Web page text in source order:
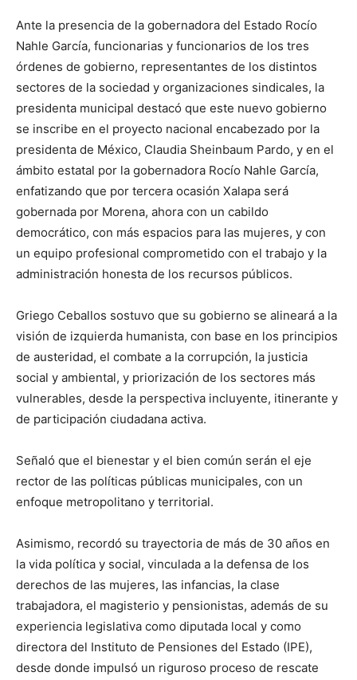
Ante la presencia de la gobernadora del Estado Rocío
Nahle García, funcionarias y funcionarios de los tres
órdenes de gobierno, representantes de los distintos
sectores de la sociedad y organizaciones sindicales, la
presidenta municipal destacó que este nuevo gobierno
se inscribe en el proyecto nacional encabezado por la
presidenta de México, Claudia Sheinbaum Pardo, y en el
ámbito estatal por la gobernadora Rocío Nahle García,
enfatizando que por tercera ocasión Xalapa será
gobernada por Morena, ahora con un cabildo
democrático, con más espacios para las mujeres, y con
un equipo profesional comprometido con el trabajo y la
administración honesta de los recursos públicos.
Griego Ceballos sostuvo que su gobierno se alineará a la
visión de izquierda humanista, con base en los principios
de austeridad, el combate a la corrupción, la justicia
social y ambiental, y priorización de los sectores más
vulnerables, desde la perspectiva incluyente, itinerante y
de participación ciudadana activa.
Señaló que el bienestar y el bien común serán el eje
rector de las políticas públicas municipales, con un
enfoque metropolitano y territorial.
Asimismo, recordó su trayectoria de más de 30 años en
la vida política y social, vinculada a la defensa de los
derechos de las mujeres, las infancias, la clase
trabajadora, el magisterio y pensionistas, además de su
experiencia legislativa como diputada local y como
directora del Instituto de Pensiones del Estado (IPE),
desde donde impulsó un riguroso proceso de rescate